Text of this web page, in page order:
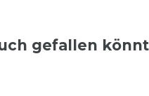
gefallen